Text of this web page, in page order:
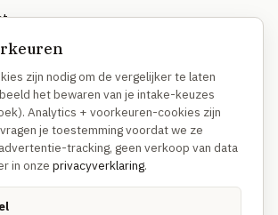
zijn nodig om de vergelijker te laten
het bewaren van je intake-keuzes
Analytics + voorkeuren-cookies zijn
je toestemming voordat we ze
tracking, geen verkoop van data
in onze privacyverklaring.